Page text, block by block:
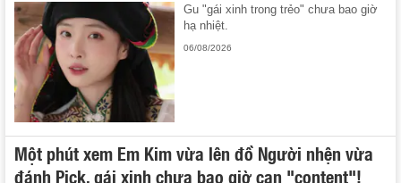
Gu "gái xinh trong trẻo" chưa bao giờ
hạ nhiệt.
06/08/2026
Một phút xem Em Kim vừa lên đồ Người nhện vừa
đánh Pick, gái xinh chưa bao giờ cạn "content"!